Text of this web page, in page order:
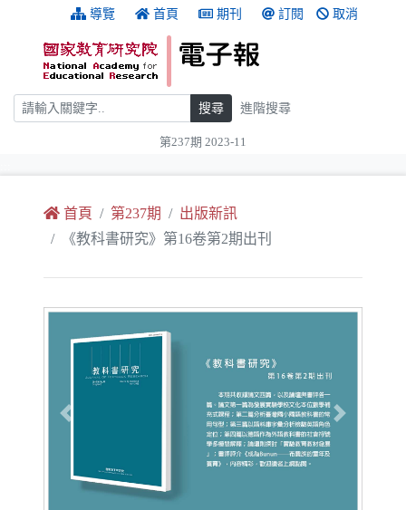
跳到主要內容 導覽 首頁 期刊 訂閱 取消
搜尋 搜尋 進階搜尋
第237期 2023-11
首頁 第237期
出版新訊
《教科書研究》第16卷第2期出刊
Previous Next